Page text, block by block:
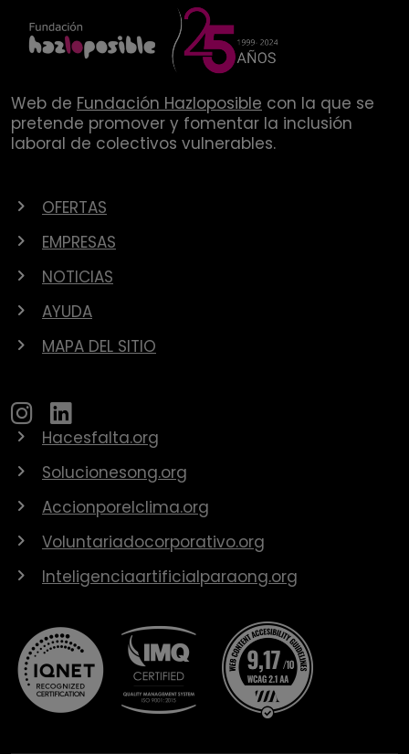
Web de Fundación Hazloposible con la que se
pretende promover y fomentar la inclusión
laboral de colectivos vulnerables.
OFERTAS
EMPRESAS
NOTICIAS
AYUDA
MAPA DEL SITIO
Hacesfalta.org
Solucionesong.org
Accionporelclima.org
Voluntariadocorporativo.org
Inteligenciaartificialparaong.org